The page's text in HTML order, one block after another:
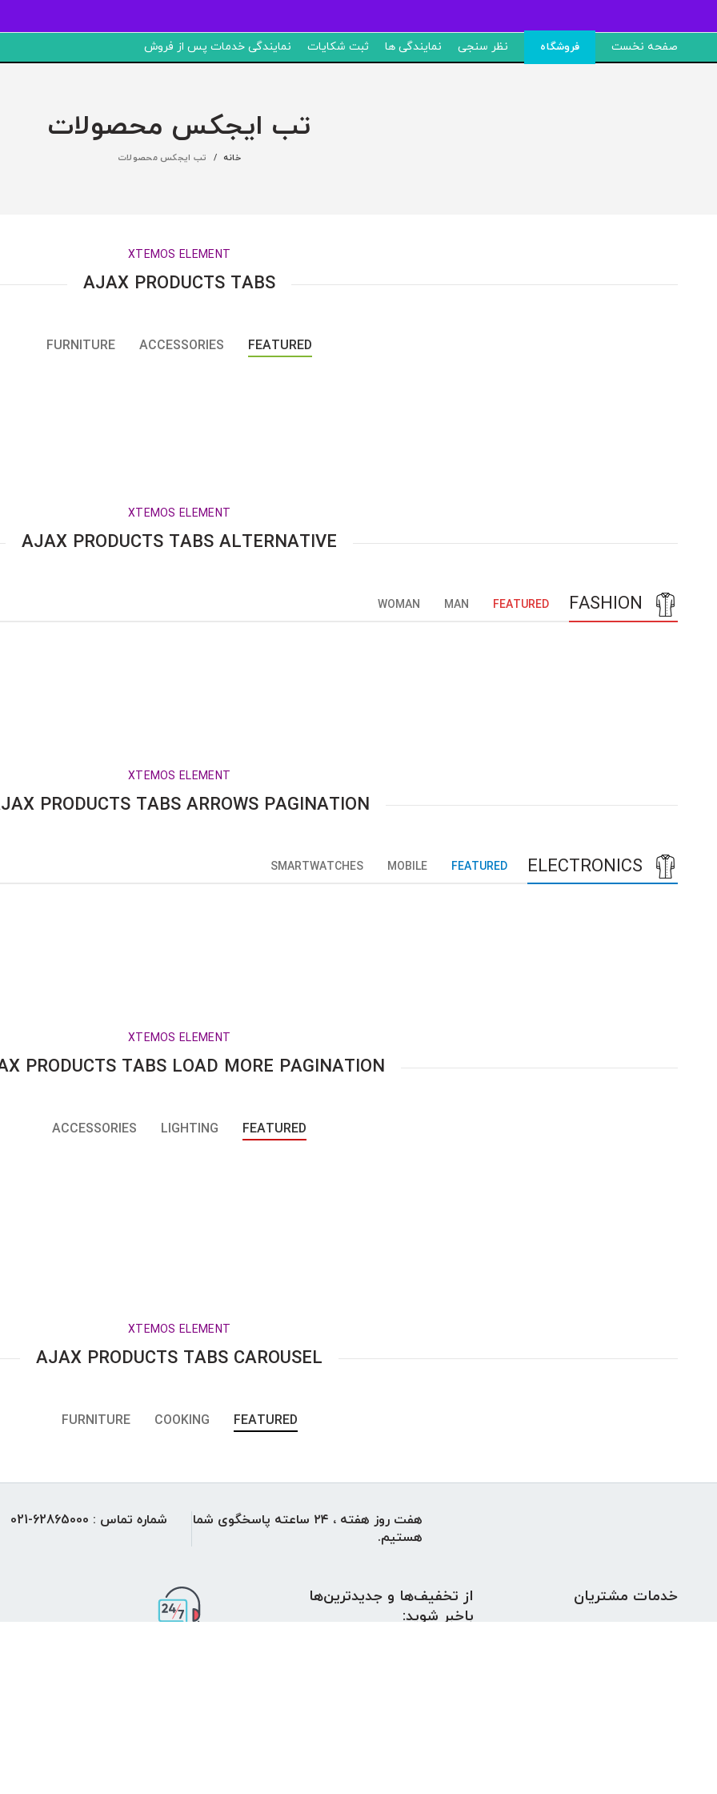
صفحه نخست فروشگاه نظر سنجی نمایندگی ها ثبت شکایات نمایندگی خدمات پس از فروش
تب ایجکس محصولات
خانه تب ایجکس محصولات
XTEMOS ELEMENT
AJAX PRODUCTS TABS
FEATURED
ACCESSORIES
FURNITURE
XTEMOS ELEMENT
AJAX PRODUCTS TABS ALTERNATIVE
FASHION
FEATURED
MAN
WOMAN
XTEMOS ELEMENT
PRODUCTS TABS ARROWS PAGINATION
ELECTRONICS
FEATURED
MOBILE
SMARTWATCHES
XTEMOS ELEMENT
PRODUCTS TABS LOAD MORE PAGINATION
FEATURED
LIGHTING
ACCESSORIES
XTEMOS ELEMENT
AJAX PRODUCTS TABS CAROUSEL
FEATURED
COOKING
FURNITURE
شماره تماس : 62865000-021
هفت روز هفته ، ۲۴ ساعته پاسخگوی شما
هستیم.
از تخفیف‌ها و جدیدترین‌ها
باخبر شوید:
خدمات مشتریان